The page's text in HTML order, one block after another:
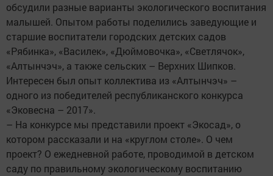
обсудили разные варианты экологического воспитания
малышей. Опытом работы поделились заведующие и
старшие воспитатели городских детских садов
«Рябинка», «Василек», «Дюймовочка», «Светлячок»,
«Алтынчэч», а также сельских – Верхних Шипков.
Интересен был опыт коллектива из «Алтынчэч» –
одного из победителей республиканского конкурса
«Эковесна – 2017».
– На конкурсе мы представили проект «Экосад», о
котором рассказали и на «круглом столе». О чем
проект? О ежедневной работе, проводимой в детском
саду по правильному экологическому воспитанию